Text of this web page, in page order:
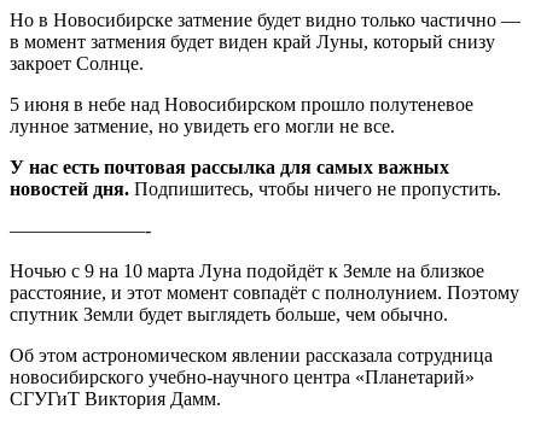
Но в Новосибирске затмение будет видно только частично —
в момент затмения будет виден край Луны, который снизу
закроет Солнце.
5 июня в небе над Новосибирском прошло полутеневое
лунное затмение, но увидеть его могли не все.
У нас есть почтовая рассылка для самых важных
новостей дня. Подпишитесь, чтобы ничего не пропустить.
———————-
Ночью с 9 на 10 марта Луна подойдёт к Земле на близкое
расстояние, и этот момент совпадёт с полнолунием. Поэтому
спутник Земли будет выглядеть больше, чем обычно.
Об этом астрономическом явлении рассказала сотрудница
новосибирского учебно-научного центра «Планетарий»
СГУГиТ Виктория Дамм.